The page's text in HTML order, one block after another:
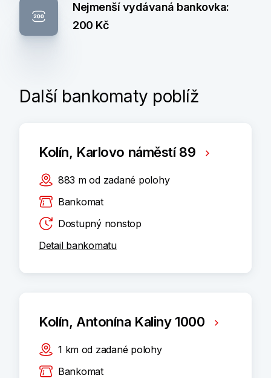
Nejmenší vydávaná bankovka:
200 Kč
Další bankomaty poblíž
Kolín, Karlovo náměstí 89
883 m od zadané polohy
Bankomat
Dostupný nonstop
Detail bankomatu
Kolín, Antonína Kaliny 1000
1 km od zadané polohy
Bankomat